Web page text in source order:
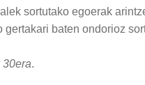
sortutako egoerak
gertakari baten ondorioz
30era.